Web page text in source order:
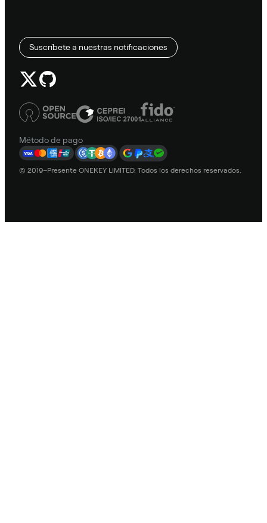
Suscríbete a nuestras notificaciones
Método de pago
© 2019–Presente ONEKEY LIMITED. Todos los derechos reservados.